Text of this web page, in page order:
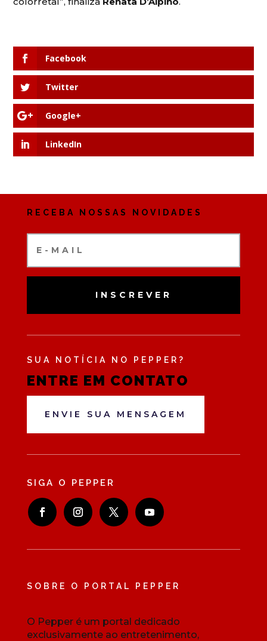
Facebook
Twitter
Google+
LinkedIn
RECEBA NOSSAS NOVIDADES
INSCREVER
SUA NOTÍCIA NO PEPPER?
ENTRE EM CONTATO
ENVIE SUA MENSAGEM
SIGA O PEPPER
SOBRE O PORTAL PEPPER
O Pepper é um portal dedicado
exclusivamente ao entretenimento,